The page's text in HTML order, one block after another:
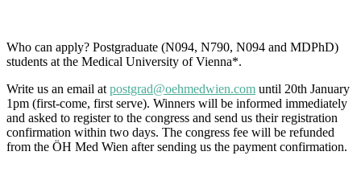
Who can apply? Postgraduate (N094, N790, N094 and MDPhD)
students at the Medical University of Vienna*.
Write us an email at postgrad@oehmedwien.com until 20th January
1pm (first-come, first serve). Winners will be informed immediately
and asked to register to the congress and send us their registration
confirmation within two days. The congress fee will be refunded
from the ÖH Med Wien after sending us the payment confirmation.